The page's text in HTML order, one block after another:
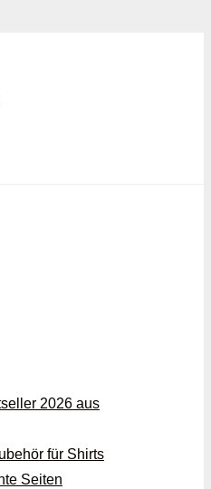
2026 aus
für Shirts
Seiten